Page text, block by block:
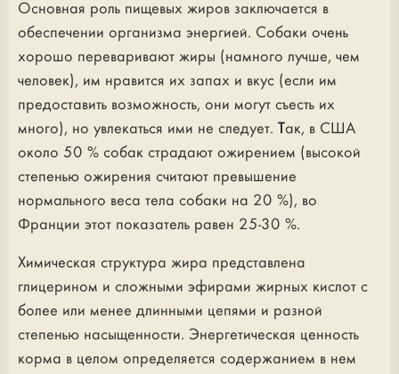
Основная роль пищевых жиров заключается в
обеспечении организма энергией. Собаки очень
хорошо переваривают жиры (намного лучше, чем
человек), им нравится их запах и вкус (если им
предоставить возможность, они могут съесть их
много), но увлекаться ими не следует. Так, в США
около 50 % собак страдают ожирением (высокой
степенью ожирения считают превышение
нормального веса тела собаки на 20 %), во
Франции этот показатель равен 25-30 %.
Химическая структура жира представлена
глицерином и сложными эфирами жирных кислот с
более или менее длинными цепями и разной
степенью насыщенности. Энергетическая ценность
корма в целом определяется содержанием в нем